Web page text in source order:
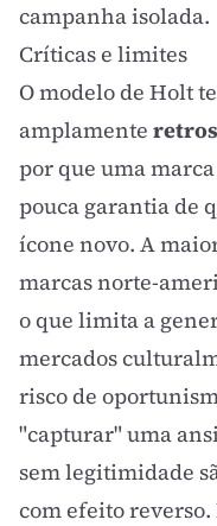
campanha isolada.
Críticas e limites
O modelo de Holt
amplamente
por que uma
pouca garantia de
ícone novo. A
marcas norte-
o que limita a
mercados
risco de
"capturar" uma
sem legitimidade
com efeito